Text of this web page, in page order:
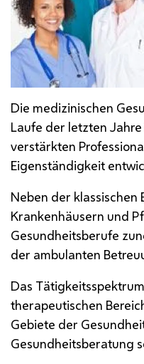
Die medizinischen
Laufe der letzten
verstärkten
Eigenständigkeit
Neben der klassischen
Krankenhäusern und
Gesundheitsberufe
der ambulanten
Das
therapeutischen
Gebiete der
Gesundheitsberatung